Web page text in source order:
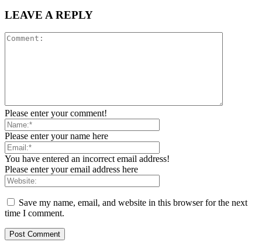
LEAVE A REPLY
Please enter your comment!
Please enter your name here
You have entered an incorrect email address!
Please enter your email address here
Save my name, email, and website in this browser for the next
time I comment.